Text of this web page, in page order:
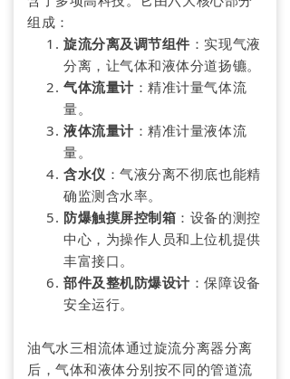
组成：
旋流分离及调节组件 ：实现气液
分离，让气体和液体分道扬镳。
气体流量计：精准计量气体流
量。
液体流量计：精准计量液体流
量。
含水仪 ：气液分离不彻底也能精
确监测含水率。
防爆触摸屏控制箱 ：设备的测控
中心，为操作人员和上位机提供
丰富接口。
部件及整机防爆设计：保障设备
安全运行。
油气水三相流体通过旋流分离器分离
后，气体和液体分别按不同的管道流